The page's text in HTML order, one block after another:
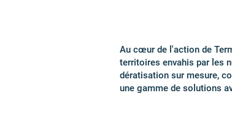
Au cœur de l'action de
territoires envahis par les
dératisation sur mesure,
une gamme de solutions